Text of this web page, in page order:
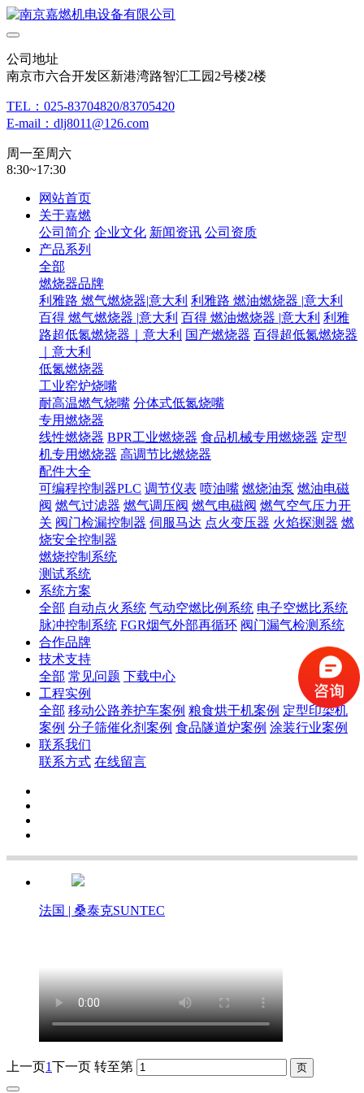
公司地址
南京市六合开发区新港湾路智汇工园2号楼2楼
TEL：025-83704820/83705420
E-mail：dlj8011@126.com
周一至周六
8:30~17:30
网站首页
关于嘉燃
公司简介 企业文化 新闻资讯 公司资质
产品系列
全部
燃烧器品牌
利雅路 燃气燃烧器|意大利 利雅路 燃油燃烧器 |意大利
百得 燃气燃烧器 |意大利 百得 燃油燃烧器 |意大利 利雅
路超低氮燃烧器｜意大利 国产燃烧器 百得超低氮燃烧器
｜意大利
低氮燃烧器
工业窑炉烧嘴
耐高温燃气烧嘴 分体式低氮烧嘴
专用燃烧器
线性燃烧器 BPR工业燃烧器 食品机械专用燃烧器 定型
机专用燃烧器 高调节比燃烧器
配件大全
可编程控制器PLC 调节仪表 喷油嘴 燃烧油泵 燃油电磁
阀 燃气过滤器 燃气调压阀 燃气电磁阀 燃气空气压力开
关 阀门检漏控制器 伺服马达 点火变压器 火焰探测器 燃
烧安全控制器
燃烧控制系统
测试系统
系统方案
全部 自动点火系统 气动空燃比例系统 电子空燃比系统
脉冲控制系统 FGR烟气外部再循环 阀门漏气检测系统
合作品牌
技术支持
全部 常见问题 下载中心
工程实例
全部 移动公路养护车案例 粮食烘干机案例 定型印染机
案例 分子筛催化剂案例 食品隧道炉案例 涂装行业案例
联系我们
联系方式 在线留言
法国 | 桑泰克SUNTEC
上一页1下一页 转至第